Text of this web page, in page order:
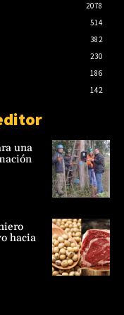
2078
514
382
230
186
142
una
hacia